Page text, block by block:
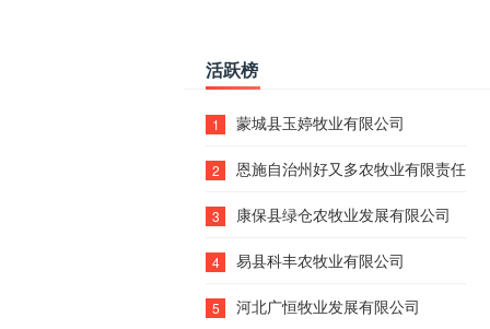
活跃榜
1 蒙城县玉婷牧业有限公司
2 恩施自治州好又多农牧业有限责任公
3 康保县绿仓农牧业发展有限公司
4 易县科丰农牧业有限公司
5 河北广恒牧业发展有限公司